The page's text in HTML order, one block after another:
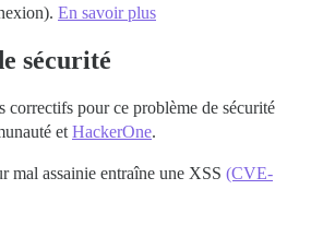
En savoir plus
sécurité
correctifs pour ce problème de sécurité
et HackerOne.
mal assainie entraîne une XSS (CVE-